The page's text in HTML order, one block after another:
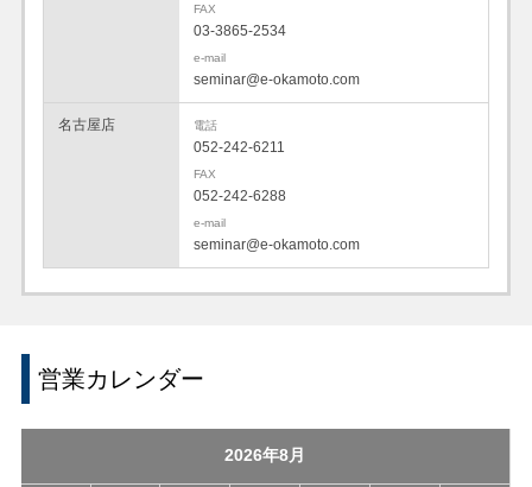
FAX
03-3865-2534
e-mail
seminar@e-okamoto.com
名古屋店 電話
052-242-6211
FAX
052-242-6288
e-mail
seminar@e-okamoto.com
営業カレンダー
2026年8月